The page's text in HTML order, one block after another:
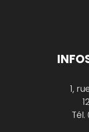
1,
Tél.